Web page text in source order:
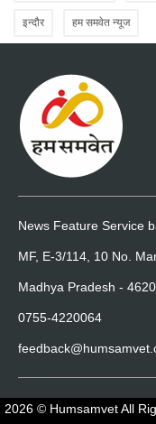
इन्दौर हम समवेत न्यूज
News Feature Service
MF, E-3/114, 10 No.
Madhya Pradesh -
0755-4220064
2026 © Humsamvet All